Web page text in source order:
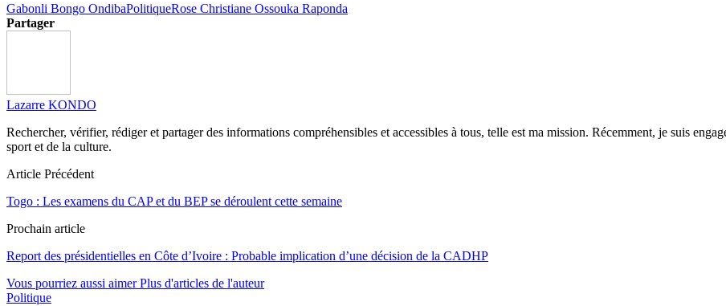
Gabonli Bongo OndibaPolitiqueRose Christiane Ossouka Raponda
Partager
Lazarre KONDO
Rechercher, vérifier, rédiger et partager des informations compréhensibles et accessibles à tous, telle est ma mission. Récemment, je suis
sport et de la culture.
Article Précédent
Togo : Les examens du CAP et du BEP se déroulent cette semaine
Prochain article
Report des présidentielles en Côte d’Ivoire : Probable implication d’une décision de la CADHP
Vous pourriez aussi aimer Plus d'articles de l'auteur
Politique